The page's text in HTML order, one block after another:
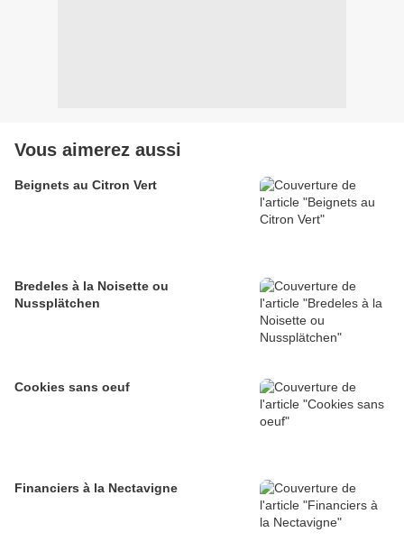
Vous aimerez aussi
Beignets au Citron Vert
Bredeles à la Noisette ou
Nussplätchen
Cookies sans oeuf
Financiers à la Nectavigne